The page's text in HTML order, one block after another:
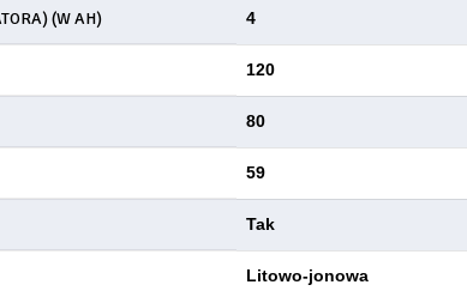
(W AH) 4
120
80
59
Tak
Litowo-jonowa